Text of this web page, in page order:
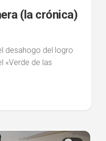
(la crónica)
desahogo del logro
«Verde de las